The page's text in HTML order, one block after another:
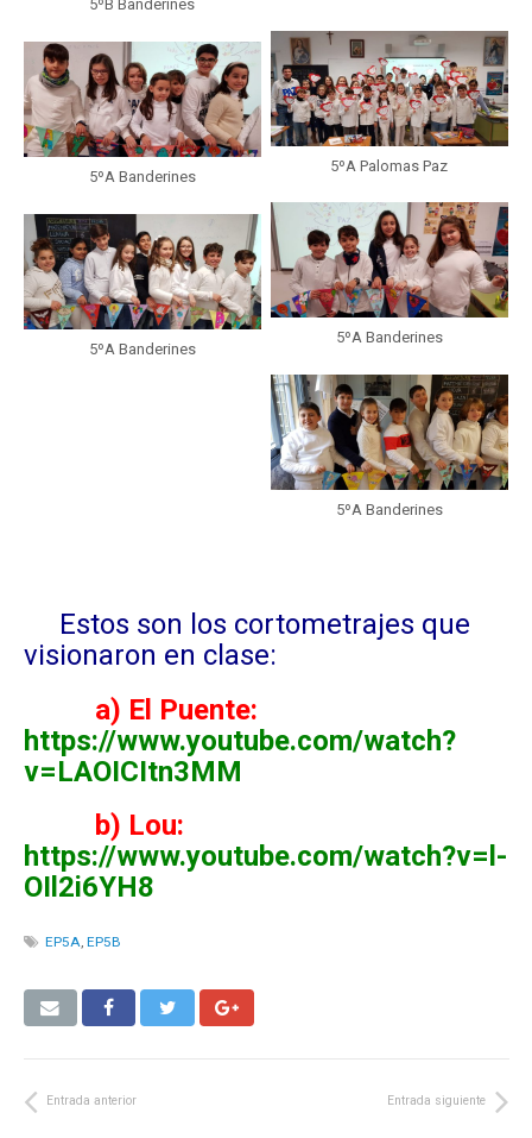
5ºB Banderines
5ºA Palomas Paz
5ºA Banderines
5ºA Banderines
5ºA Banderines
5ºA Banderines
Estos son los cortometrajes que
visionaron en clase:
a) El Puente:
https://www.youtube.com/watch?
v=LAOICItn3MM
b) Lou:
https://www.youtube.com/watch?v=l-
OIl2i6YH8
EP5A ,EP5B
Entrada anterior Entrada siguiente